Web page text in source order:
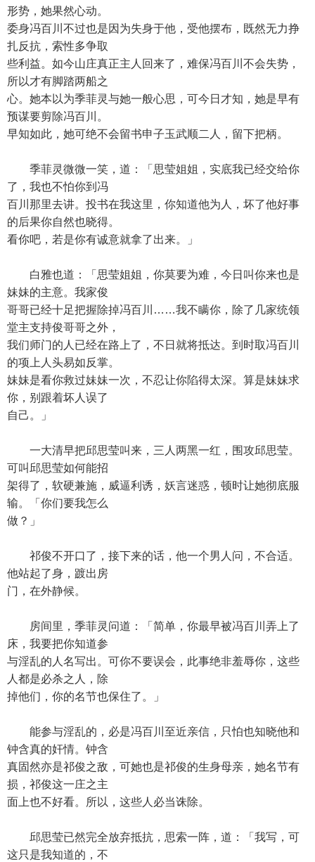
形势，她果然心动。
委身冯百川不过也是因为失身于他，受他摆布，既然无力挣
扎反抗，索性多争取
些利益。如今山庄真正主人回来了，难保冯百川不会失势，
所以才有脚踏两船之
心。她本以为季菲灵与她一般心思，可今日才知，她是早有
预谋要剪除冯百川。
早知如此，她可绝不会留书申子玉武顺二人，留下把柄。
季菲灵微微一笑，道：「思莹姐姐，实底我已经交给你
了，我也不怕你到冯
百川那里去讲。投书在我这里，你知道他为人，坏了他好事
的后果你自然也晓得。
看你吧，若是你有诚意就拿了出来。」
白雅也道：「思莹姐姐，你莫要为难，今日叫你来也是
妹妹的主意。我家俊
哥哥已经十足把握除掉冯百川……我不瞒你，除了几家统领
堂主支持俊哥哥之外，
我们师门的人已经在路上了，不日就将抵达。到时取冯百川
的项上人头易如反掌。
妹妹是看你救过妹妹一次，不忍让你陷得太深。算是妹妹求
你，别跟着坏人误了
自己。」
一大清早把邱思莹叫来，三人两黑一红，围攻邱思莹。
可叫邱思莹如何能招
架得了，软硬兼施，威逼利诱，妖言迷惑，顿时让她彻底服
输。「你们要我怎么
做？」
祁俊不开口了，接下来的话，他一个男人问，不合适。
他站起了身，踱出房
门，在外静候。
房间里，季菲灵问道：「简单，你最早被冯百川弄上了
床，我要把你知道参
与淫乱的人名写出。可你不要误会，此事绝非羞辱你，这些
人都是必杀之人，除
掉他们，你的名节也保住了。」
能参与淫乱的，必是冯百川至近亲信，只怕也知晓他和
钟含真的奸情。钟含
真固然亦是祁俊之敌，可她也是祁俊的生身母亲，她名节有
损，祁俊这一庄之主
面上也不好看。所以，这些人必当诛除。
邱思莹已然完全放弃抵抗，思索一阵，道：「我写，可
这只是我知道的，不